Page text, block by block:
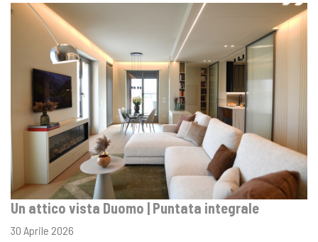
Un attico vista Duomo | Puntata integrale
30 Aprile 2026